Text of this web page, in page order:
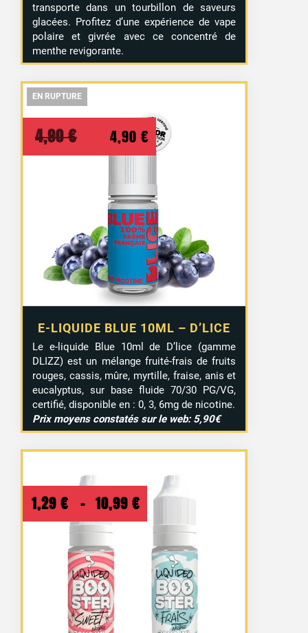
transporte dans un tourbillon de saveurs
glacées. Profitez d’une expérience de vape
polaire et givrée avec ce concentré de
menthe revigorante.
EN RUPTURE
EN RUPTURE
E-LIQUIDE BLUE 10ML – D’LICE
4,90€
Le
prix
initial
était :
4,90 €.
4,90 € Le
prix
actuel
est :
4,90 €.
Le e-liquide Blue 10ml de D’lice (gamme
DLIZZ) est un mélange fruité-frais de fruits
rouges, cassis, mûre, myrtille, fraise, anis et
eucalyptus, sur base fluide 70/30 PG/VG,
certifié, disponible en : 0, 3, 6mg de nicotine.
Prix moyens constatés sur le web: 5,90€
EN RUPTURE
1,29 € – 10,99 €
Plage
de
prix :
1,29 €
10,99 €